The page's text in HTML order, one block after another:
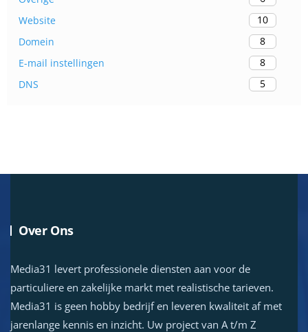
Website
10
Domein
8
E-mail instellingen
8
DNS
5
Over Ons
Media31 levert professionele diensten aan voor de
particuliere en zakelijke markt met realistische tarieven.
Media31 is geen hobby bedrijf en leveren kwaliteit af met
jarenlange kennis en inzicht. Uw project van A t/m Z